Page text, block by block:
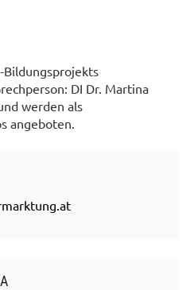
Bildungsprojekts
DI Dr. Martina
werden als
angeboten.